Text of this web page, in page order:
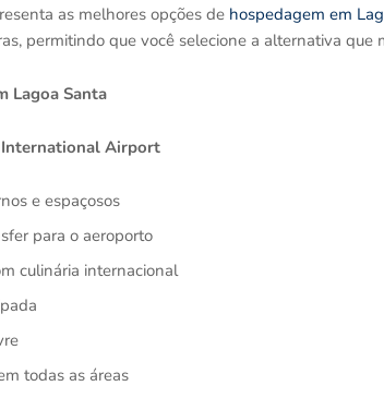
as melhores opções de hospedagem em
permitindo que você selecione a alternativa que
Lagoa Santa
Airport
e espaçosos
para o aeroporto
culinária internacional
todas as áreas